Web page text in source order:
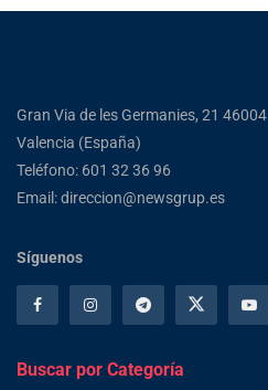
Gran Via de les Germanies, 21 46004
Valencia (España)
Teléfono: 601 32 36 96
Email: direccion@newsgrup.es
Síguenos
Buscar por Categoría